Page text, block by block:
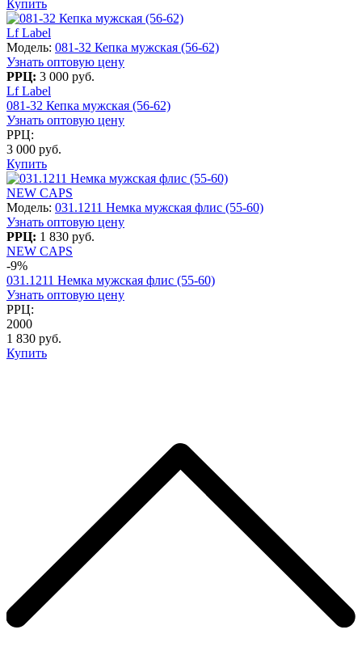
Купить
Lf Label
Модель: 081-32 Кепка мужская (56-62)
Узнать оптовую цену
РРЦ: 3 000 руб.
Lf Label
081-32 Кепка мужская (56-62)
Узнать оптовую цену
РРЦ:
3 000 руб.
Купить
NEW CAPS
Модель: 031.1211 Немка мужская флис (55-60)
Узнать оптовую цену
РРЦ: 1 830 руб.
NEW CAPS
-9%
031.1211 Немка мужская флис (55-60)
Узнать оптовую цену
РРЦ:
2000
1 830 руб.
Купить